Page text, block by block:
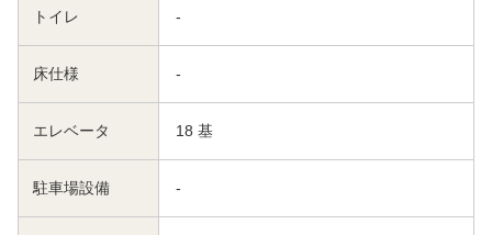
トイレ -
床仕様 -
エレベータ 18 基
駐車場設備 -